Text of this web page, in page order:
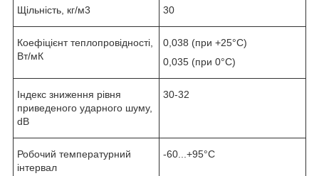
Щільність, кг/м3 30
Коефіцієнт теплопровідності,
Вт/мК
0,038 (при +25°С)
0,035 (при 0°С)
Індекс зниження рівня
приведеного ударного шуму,
dB
30-32
Робочий температурний
інтервал
-60...+95°С